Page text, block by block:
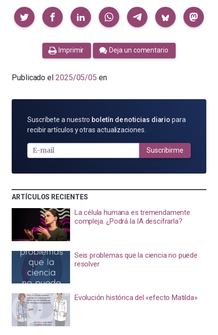
Compartir
Imprimir Deja un comentario
Publicado el 2025/05/05 en
SUSCRÍBETE
POR
MAIL
Suscríbete a nuestro boletín de noticias diario para
recibir artículos y otras actualizaciones.
Suscribirme
ARTÍCULOS RECIENTES
La célula humana es tremendamente
compleja. ¿Podrá la IA descifrarla?
Seis problemas que la ciencia no puede
resolver
Evolución histórica del «efecto Matilda»